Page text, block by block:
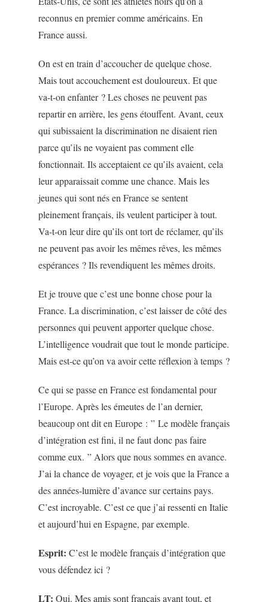
reconnus en premier comme américains. En
France aussi.
On est en train d’accoucher de quelque chose.
Mais tout accouchement est douloureux. Et que
va-t-on enfanter ? Les choses ne peuvent pas
repartir en arrière, les gens étouffent. Avant, ceux
qui subissaient la discrimination ne disaient rien
parce qu’ils ne voyaient pas comment elle
fonctionnait. Ils acceptaient ce qu’ils avaient, cela
leur apparaissait comme une chance. Mais les
jeunes qui sont nés en France se sentent
pleinement français, ils veulent participer à tout.
Va-t-on leur dire qu’ils ont tort de réclamer, qu’ils
ne peuvent pas avoir les mêmes rêves, les mêmes
espérances ? Ils revendiquent les mêmes droits.
Et je trouve que c’est une bonne chose pour la
France. La discrimination, c’est laisser de côté des
personnes qui peuvent apporter quelque chose.
L’intelligence voudrait que tout le monde participe.
Mais est-ce qu’on va avoir cette réflexion à temps ?
Ce qui se passe en France est fondamental pour
l’Europe. Après les émeutes de l’an dernier,
beaucoup ont dit en Europe : ” Le modèle français
d’intégration est fini, il ne faut donc pas faire
comme eux. ” Alors que nous sommes en avance.
J’ai la chance de voyager, et je vois que la France a
des années-lumière d’avance sur certains pays.
C’est incroyable. C’est ce que j’ai ressenti en Italie
et aujourd’hui en Espagne, par exemple.
Esprit: C’est le modèle français d’intégration que
vous défendez ici ?
LT: Oui. Mes amis sont français avant tout, et